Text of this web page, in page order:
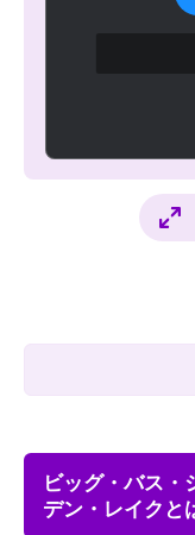
ビッグ・バス・
デン・レイクと